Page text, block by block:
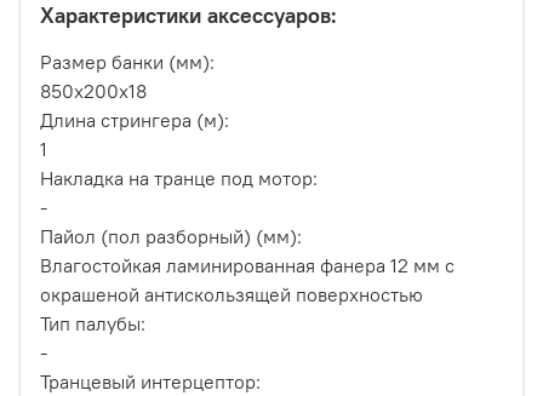
Характеристики аксессуаров:
Размер банки (мм):
850х200х18
Длина стрингера (м):
1
Накладка на транце под мотор:
-
Пайол (пол разборный) (мм):
Влагостойкая ламинированная фанера 12 мм с
окрашеной антискользящей поверхностью
Тип палубы:
-
Транцевый интерцептор: